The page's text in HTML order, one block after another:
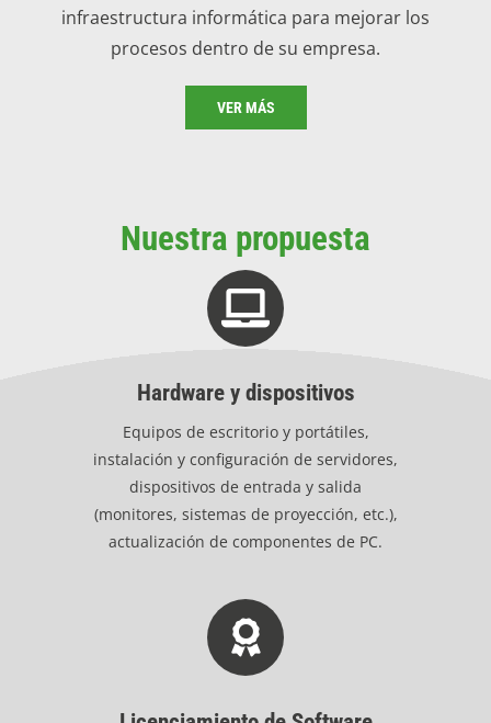
infraestructura informática para mejorar los
procesos dentro de su empresa.
VER MÁS
Nuestra propuesta
Hardware y dispositivos
Equipos de escritorio y portátiles,
instalación y configuración de servidores,
dispositivos de entrada y salida
(monitores, sistemas de proyección, etc.),
actualización de componentes de PC.